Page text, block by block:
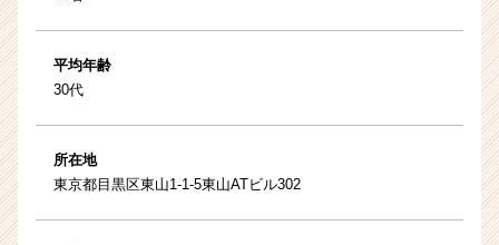
平均年齢
30代
所在地
東京都目黒区東山1-1-5東山ATビル302